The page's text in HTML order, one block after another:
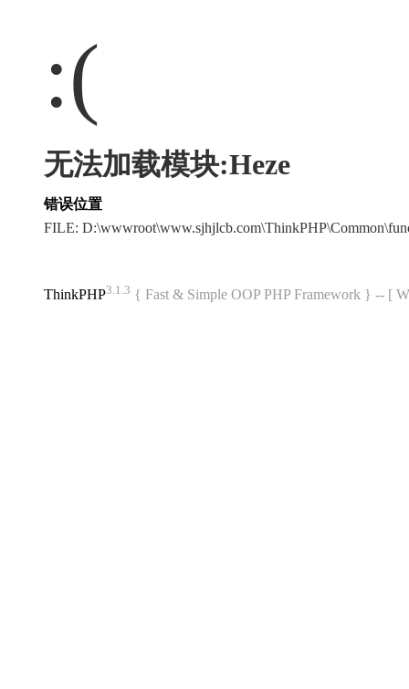
:(
无法加载模块:Heze
错误位置
FILE:
ThinkPHP3.1.3 { Fast & Simple OOP PHP Framework } -- [